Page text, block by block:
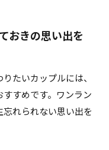
おきの思い出を
たいカップルには、
すめです。ワンラン
れられない思い出を